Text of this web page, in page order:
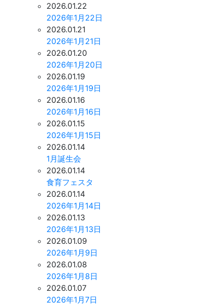
2026.01.22
2026年1月22日
2026.01.21
2026年1月21日
2026.01.20
2026年1月20日
2026.01.19
2026年1月19日
2026.01.16
2026年1月16日
2026.01.15
2026年1月15日
2026.01.14
1月誕生会
2026.01.14
食育フェスタ
2026.01.14
2026年1月14日
2026.01.13
2026年1月13日
2026.01.09
2026年1月9日
2026.01.08
2026年1月8日
2026.01.07
2026年1月7日